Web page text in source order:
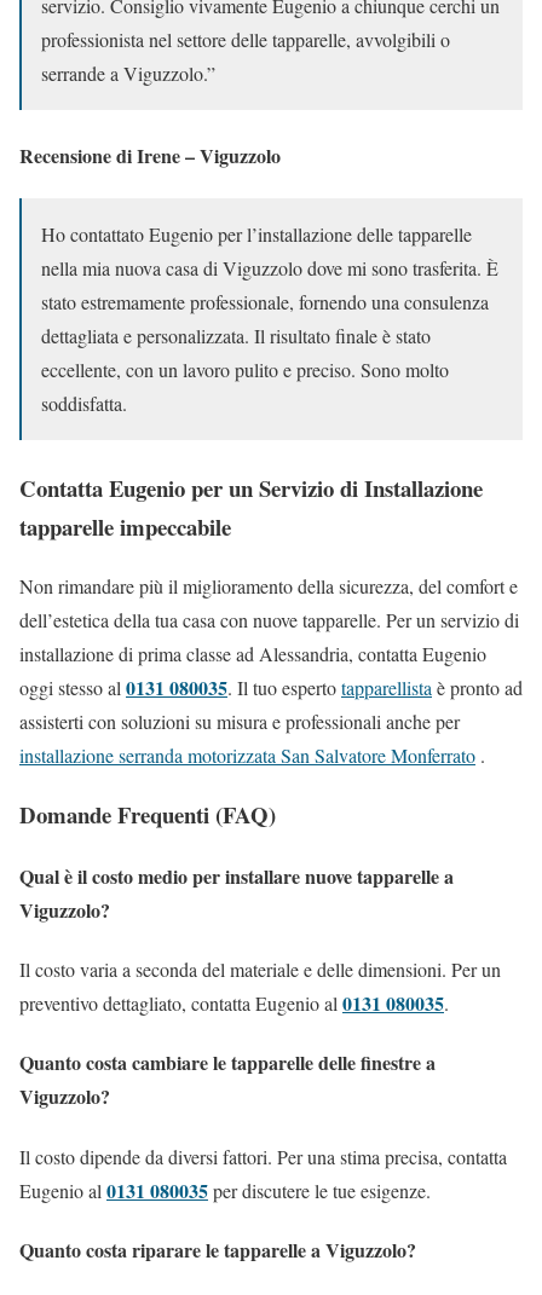
servizio. Consiglio vivamente Eugenio a chiunque cerchi un
professionista nel settore delle tapparelle, avvolgibili o
serrande a Viguzzolo.”
Recensione di Irene – Viguzzolo
Ho contattato Eugenio per l’installazione delle tapparelle
nella mia nuova casa di Viguzzolo dove mi sono trasferita. È
stato estremamente professionale, fornendo una consulenza
dettagliata e personalizzata. Il risultato finale è stato
eccellente, con un lavoro pulito e preciso. Sono molto
soddisfatta.
Contatta Eugenio per un Servizio di Installazione
tapparelle impeccabile
Non rimandare più il miglioramento della sicurezza, del comfort e
dell’estetica della tua casa con nuove tapparelle. Per un servizio di
installazione di prima classe ad Alessandria, contatta Eugenio
oggi stesso al 0131 080035. Il tuo espertotapparellista è pronto ad
assisterti con soluzioni su misura e professionali anche per
installazione serranda motorizzata San Salvatore Monferrato .
Domande Frequenti (FAQ)
Qual è il costo medio per installare nuove tapparelle a
Viguzzolo?
Il costo varia a seconda del materiale e delle dimensioni. Per un
preventivo dettagliato, contatta Eugenio al 0131 080035.
Quanto costa cambiare le tapparelle delle finestre a
Viguzzolo?
Il costo dipende da diversi fattori. Per una stima precisa, contatta
Eugenio al 0131 080035per discutere le tue esigenze.
Quanto costa riparare le tapparelle a Viguzzolo?